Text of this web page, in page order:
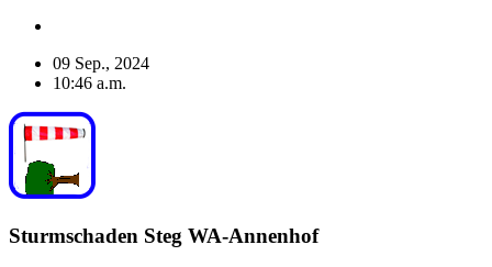
09 Sep., 2024
10:46 a.m.
Sturmschaden Steg WA-Annenhof